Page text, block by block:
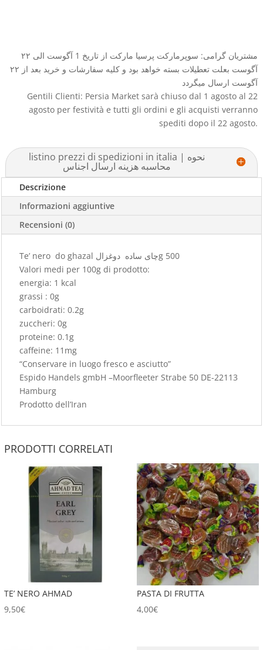
مشتریان گرامی: سوپرمارکت پرسیا مارکت از تاریخ 1 آگوست الی ۲۲
آگوست بعلت تعطیلات بسته خواهد بود و کلیه سفارشات و خرید بعد از ۲۲
آگوست ارسال میگردد
Gentili Clienti: Persia Market sarà chiuso dal 1 agosto al 22
agosto per festività e tutti gli ordini e gli acquisti verranno
spediti dopo il 22 agosto.
listino prezzi di spedizioni in italia | نحوه
محاسبه هزینه ارسال اجناس
Descrizione
Informazioni aggiuntive
Recensioni (0)
Te’ nero do ghazal چای ساده دوغزالg 500
Valori medi per 100g di prodotto:
energia: 1 kcal
grassi : 0g
carboidrati: 0.2g
zuccheri: 0g
proteine: 0.1g
caffeine: 11mg
“Conservare in luogo fresco e asciutto”
Espido Handels gmbH –Moorfleeter Strabe 50 DE-22113
Hamburg
Prodotto dell’Iran
PRODOTTI CORRELATI
TE’ NERO AHMAD
9,50€
PASTA DI FRUTTA
4,00€